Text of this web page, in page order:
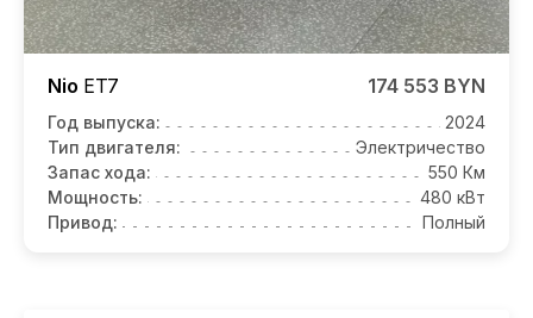
Nio ET7 174 553 BYN
Год выпуска:
2024
Тип двигателя:
Электричество
Запас хода:
550 Км
Мощность:
480 кВт
Привод:
Полный